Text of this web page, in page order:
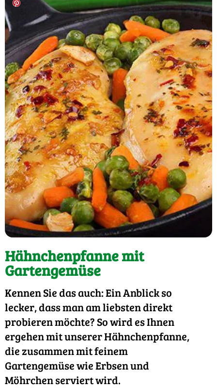
Hähnchenpfanne mit
Gartengemüse
Kennen Sie das auch: Ein Anblick so
lecker, dass man am liebsten direkt
probieren möchte? So wird es Ihnen
ergehen mit unserer Hähnchenpfanne,
die zusammen mit feinem
Gartengemüse wie Erbsen und
Möhrchen serviert wird.